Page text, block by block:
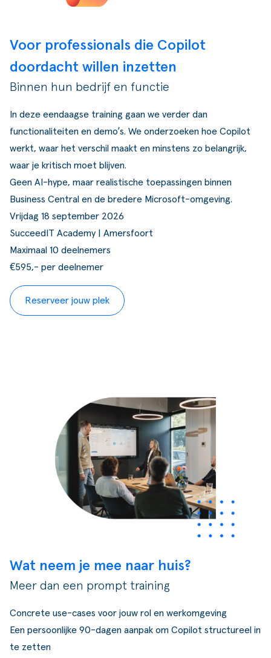
Voor professionals die Copilot
doordacht willen inzetten
Binnen hun bedrijf en functie
In deze eendaagse training gaan we verder dan
functionaliteiten en demo’s. We onderzoeken hoe Copilot
werkt, waar het verschil maakt en minstens zo belangrijk,
waar je kritisch moet blijven.
Geen AI-hype, maar realistische toepassingen binnen
Business Central en de bredere Microsoft-omgeving.
Vrijdag 18 september 2026
SucceedIT Academy | Amersfoort
Maximaal 10 deelnemers
€595,- per deelnemer
Reserveer jouw plek
Wat neem je mee naar huis?
Meer dan een prompt training
Concrete use-cases voor jouw rol en werkomgeving
Een persoonlijke 90-dagen aanpak om Copilot structureel in
te zetten